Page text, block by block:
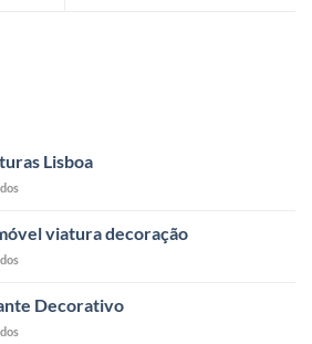
Lisboa
em
viaturas
Lisboa
viatura decoração
em
viatura
decoração
Decorativo
em